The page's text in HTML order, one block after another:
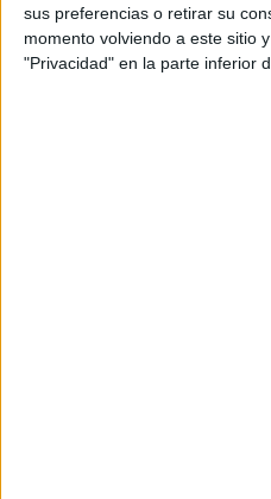
sus preferencias o retirar su
momento volviendo a este sitio
"Privacidad" en la parte inferior
HACE 1 HORA
Sociedad